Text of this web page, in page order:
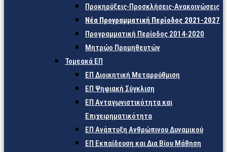
Προκηρύξεις-Προσκλήσεις-Ανακοινώσεις
Νέα Προγραμματική Περίοδος 2021-2027
Προγραμματική Περίοδος 2014-2020
Μητρώο Προμηθευτών
Τομεακά ΕΠ
ΕΠ Διοικητική Μεταρρύθμιση
ΕΠ Ψηφιακή Σύγκλιση
ΕΠ Ανταγωνιστικότητα και
Επιχειρηματικότητα
ΕΠ Ανάπτυξη Ανθρώπινου Δυναμικού
ΕΠ Εκπαίδευση και Δια Βίου Μάθηση